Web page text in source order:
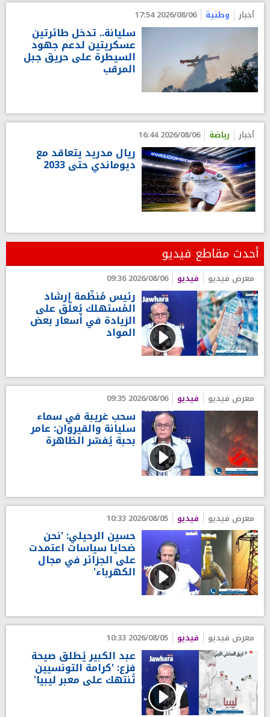
أخبار وطنية 2026/08/06 17:54
سليانة.. تدخل طائرتين
عسكريتين لدعم جهود
السيطرة على حريق جبل
المرقب
أخبار رياضة 2026/08/06 16:44
ريال مدريد يتعاقد مع
ديوماندي حتى 2033
أحدث مقاطع فيديو
معرض فيديو فيديو 2026/08/06 09:36
رئيس مُنظّمة إرشاد
المُستهلك يُعلّق على
الزيادة في أسعار بعض
المواد
معرض فيديو فيديو 2026/08/06 09:35
سحب غريبة في سماء
سليانة والقيروان: عامر
بحبة يُفسّر الظاهرة
معرض فيديو فيديو 2026/08/05 10:33
حسين الرحيلي: 'نحن
ضحايا سياسات اعتمدت
على الجزائر في مجال
الكهرباء'
معرض فيديو فيديو 2026/08/05 10:33
عبد الكبير يُطلق صيحة
فزع: 'كرامة التونسيين
تُنتهك على معبر ليبيا'